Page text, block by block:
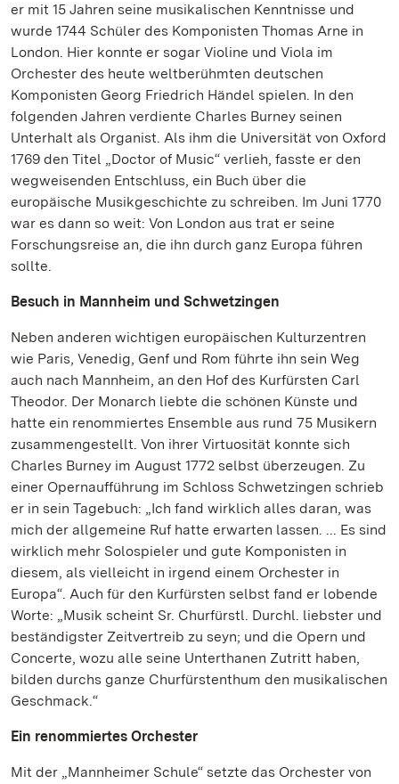
er mit 15 Jahren seine musikalischen Kenntnisse und
wurde 1744 Schüler des Komponisten Thomas Arne in
London. Hier konnte er sogar Violine und Viola im
Orchester des heute weltberühmten deutschen
Komponisten Georg Friedrich Händel spielen. In den
folgenden Jahren verdiente Charles Burney seinen
Unterhalt als Organist. Als ihm die Universität von Oxford
1769 den Titel „Doctor of Music“ verlieh, fasste er den
wegweisenden Entschluss, ein Buch über die
europäische Musikgeschichte zu schreiben. Im Juni 1770
war es dann so weit: Von London aus trat er seine
Forschungsreise an, die ihn durch ganz Europa führen
sollte.
Besuch in Mannheim und Schwetzingen
Neben anderen wichtigen europäischen Kulturzentren
wie Paris, Venedig, Genf und Rom führte ihn sein Weg
auch nach Mannheim, an den Hof des Kurfürsten Carl
Theodor. Der Monarch liebte die schönen Künste und
hatte ein renommiertes Ensemble aus rund 75 Musikern
zusammengestellt. Von ihrer Virtuosität konnte sich
Charles Burney im August 1772 selbst überzeugen. Zu
einer Opernaufführung im Schloss Schwetzingen schrieb
er in sein Tagebuch: „Ich fand wirklich alles daran, was
mich der allgemeine Ruf hatte erwarten lassen. ... Es sind
wirklich mehr Solospieler und gute Komponisten in
diesem, als vielleicht in irgend einem Orchester in
Europa“. Auch für den Kurfürsten selbst fand er lobende
Worte: „Musik scheint Sr. Churfürstl. Durchl. liebster und
beständigster Zeitvertreib zu seyn; und die Opern und
Concerte, wozu alle seine Unterthanen Zutritt haben,
bilden durchs ganze Churfürstenthum den musikalischen
Geschmack.“
Ein renommiertes Orchester
Mit der „Mannheimer Schule“ setzte das Orchester von